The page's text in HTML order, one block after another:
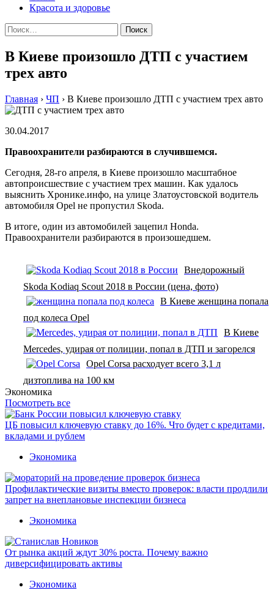
Красота и здоровье
Найти:
В Киеве произошло ДТП с участием
трех авто
Главная › ЧП › В Киеве произошло ДТП с участием трех авто
30.04.2017
Правоохранители разбираются в случившемся.
Сегодня, 28-го апреля, в Киеве произошло масштабное
автопроисшествие с участием трех машин. Как удалось
выяснить Хронике.инфо, на улице Златоустовской водитель
автомобиля Opel не пропустил Skoda.
В итоге, один из автомобилей зацепил Honda.
Правоохранители разбираются в произошедшем.
Внедорожный
Skoda Kodiaq Scout 2018 в России (цена, фото)
В Киеве женщина попала
под колеса Opel
В Киеве
Mercedes, удирая от полиции, попал в ДТП и загорелся
Opel Corsa расходует всего 3,1 л
дизтоплива на 100 км
Экономика
Посмотреть все
ЦБ повысил ключевую ставку до 16%. Что будет с кредитами,
вкладами и рублем
Экономика
Профилактические визиты вместо проверок: власти продлили
запрет на внеплановые инспекции бизнеса
Экономика
От рынка акций ждут 30% роста. Почему важно
диверсифицировать активы
Экономика